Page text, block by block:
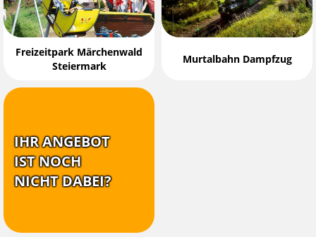
Freizeitpark Märchenwald
Steiermark
Murtalbahn Dampfzug
IHR ANGEBOT
IST NOCH
NICHT DABEI?